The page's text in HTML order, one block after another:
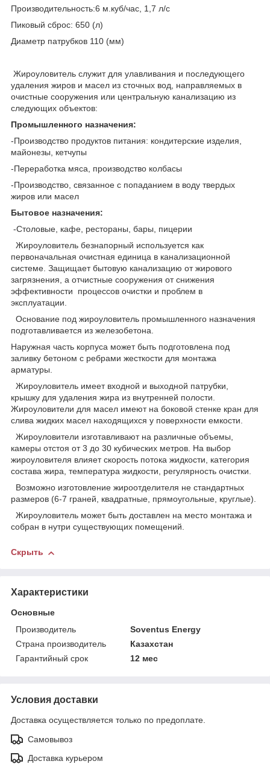
Производительность:6 м.куб/час, 1,7 л/с
Пиковый сброс: 650 (л)
Диаметр патрубков 110 (мм)
Жироуловитель служит для улавливания и последующего
удаления жиров и масел из сточных вод, направляемых в
очистные сооружения или центральную канализацию из
следующих объектов:
Промышленного назначения:
-Производство продуктов питания: кондитерские изделия,
майонезы, кетчупы
-Переработка мяса, производство колбасы
-Производство, связанное с попаданием в воду твердых
жиров или масел
Бытовое назначения:
-Столовые, кафе, рестораны, бары, пицерии
Жироуловитель безнапорный используется как
первоначальная очистная единица в канализационной
системе. Защищает бытовую канализацию от жирового
загрязнения, а отчистные сооружения от снижения
эффективности процессов очистки и проблем в
эксплуатации.
Основание под жироуловитель промышленного назначения
подготавливается из железобетона.
Наружная часть корпуса может быть подготовлена под
заливку бетоном с ребрами жесткости для монтажа
арматуры.
Жироуловитель имеет входной и выходной патрубки,
крышку для удаления жира из внутренней полости.
Жироуловители для масел имеют на боковой стенке кран для
слива жидких масел находящихся у поверхности емкости.
Жироуловители изготавливают на различные объемы,
камеры отстоя от 3 до 30 кубических метров. На выбор
жироуловителя влияет скорость потока жидкости, категория
состава жира, температура жидкости, регулярность очистки.
Возможно изготовление жироотделителя не стандартных
размеров (6-7 граней, квадратные, прямоугольные, круглые).
Жироуловитель может быть доставлен на место монтажа и
собран в нутри существующих помещений.
Скрыть
Характеристики
Основные
Производитель
Soventus Energy
Страна производитель
Казахстан
Гарантийный срок
12 мес
Условия доставки
Доставка осуществляется только по предоплате.
Самовывоз
Доставка курьером